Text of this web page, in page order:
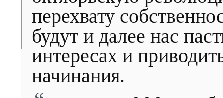
перехвату
будут и далее нас
интересах и
начинания.